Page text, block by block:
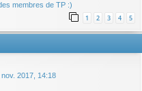
membres de TP :)
1 2 3 4 5
nov. 2017, 14:18